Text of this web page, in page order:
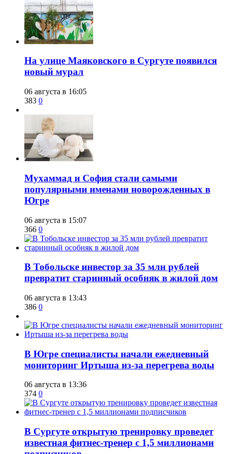
​На улице Маяковского в Сургуте появился
новый мурал
06 августа в 16:05
383 0
​Мухаммад и София стали самыми
популярными именами новорожденных в
Югре
06 августа в 15:07
366 0
В Тобольске инвестор за 35 млн рублей
превратит старинный особняк в жилой дом
06 августа в 13:43
386 0
В Югре специалисты начали ежедневный
мониторинг Иртыша из-за перегрева воды
06 августа в 13:36
374 0
В Сургуте открытую тренировку проведет
известная фитнес-тренер с 1,5 миллионами